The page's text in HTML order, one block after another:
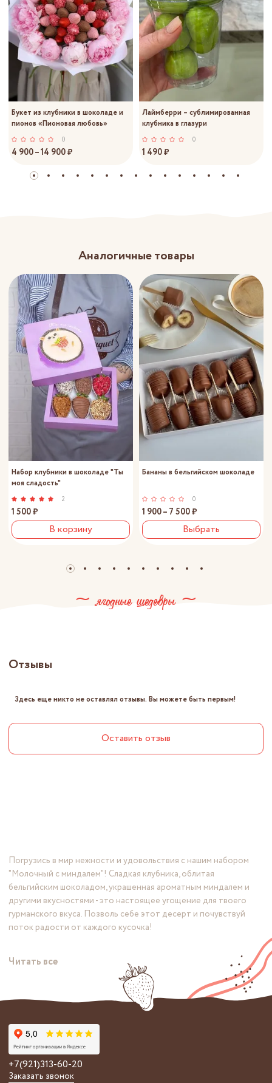
Букет из клубники в шоколаде и
пионов «Пионовая любовь»
0
4 900 – 14 900 ₽
Лаймберри – сублимированная
клубника в глазури
0
1 490 ₽
Аналогичные товары
Набор клубники в шоколаде "Ты
моя сладость"
2
1 500 ₽
В корзину
Бананы в бельгийском шоколаде
0
1 900 – 7 500 ₽
Выбрать
~ ягодные шедевры ~
Отзывы
Здесь еще никто не оставлял отзывы. Вы можете быть первым!
Оставить отзыв
Погрузись в мир нежности и удовольствия с нашим набором
"Молочный с миндалем"! Сладкая клубника, облитая
бельгийским шоколадом, украшенная ароматным миндалем и
другими вкусностями - это настоящее угощение для твоего
гурманского вкуса. Позволь себе этот десерт и почувствуй
поток радости от каждого кусочка!
Читать все
+7(921)313-60-20
Заказать звонок